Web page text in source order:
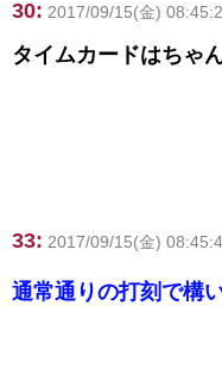
30: 2017/09/15(金)
タイムカードはちゃ
33: 2017/09/15(金)
通常通りの打刻で構